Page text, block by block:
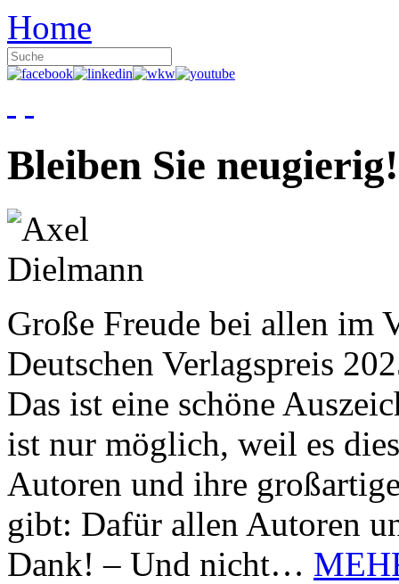
Home
Bleiben Sie neugierig!
Große Freude bei allen im
Deutschen Verlagspreis
Das ist eine schöne
ist nur möglich, weil es
Autoren und ihre
gibt: Dafür allen Autoren
Dank! – Und nicht…